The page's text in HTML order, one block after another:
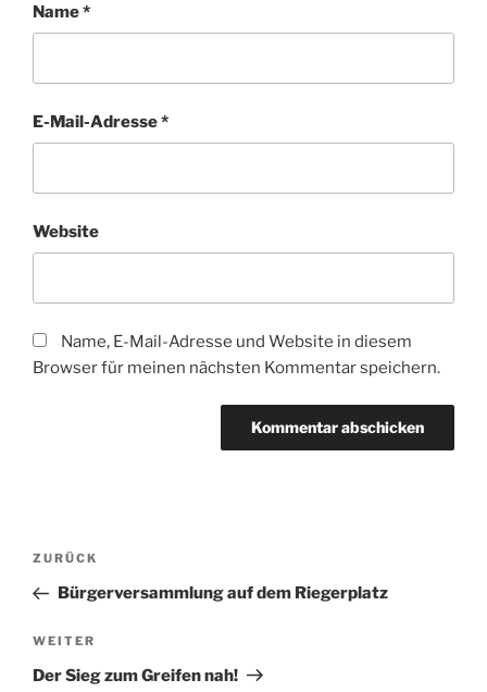
Name*
E-Mail-Adresse*
Website
Name, E-Mail-Adresse und Website in diesem
Browser für meinen nächsten Kommentar speichern.
Beitragsnavigation
Vorheriger
Beitrag
ZURÜCK
Bürgerversammlung auf dem Riegerplatz
Nächster
Beitrag
WEITER
Der Sieg zum Greifen nah!